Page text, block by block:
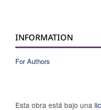
INFORMATION
For Authors
Esta obra está bajo una